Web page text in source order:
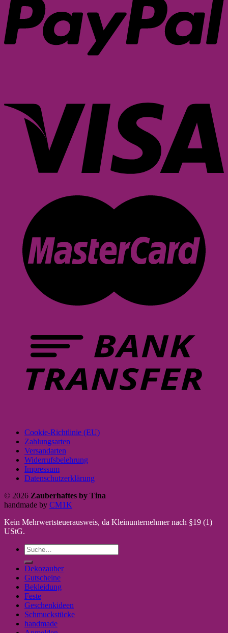
Cookie-Richtlinie (EU)
Zahlungsarten
Versandarten
Widerrufsbelehrung
Impressum
Datenschutzerklärung
© 2026 Zauberhaftes by Tina
handmade by CM1K
Kein Mehrwertsteuerausweis, da Kleinunternehmer nach §19 (1)
UStG.
Suche
nach:
Dekozauber
Gutscheine
Bekleidung
Feste
Geschenkideen
Schmuckstücke
handmade